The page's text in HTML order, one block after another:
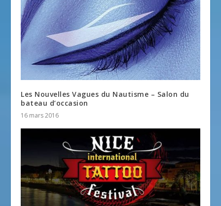
Les Nouvelles Vagues du Nautisme – Salon du
bateau d’occasion
16 mars 2016